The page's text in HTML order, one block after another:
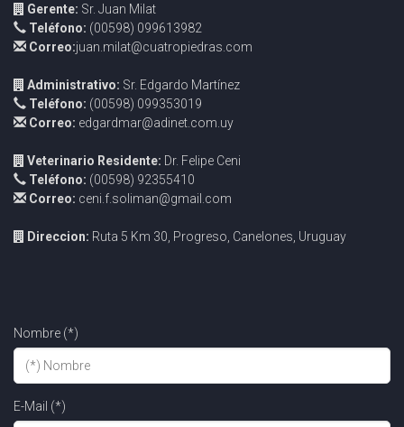
Gerente: Sr. Juan Milat
Teléfono: (00598) 099613982
Correo:juan.milat@cuatropiedras.com
Administrativo: Sr. Edgardo Martínez
Teléfono: (00598) 099353019
Correo: edgardmar@adinet.com.uy
Veterinario Residente: Dr. Felipe Ceni
Teléfono: (00598) 92355410
Correo: ceni.f.soliman@gmail.com
Direccion: Ruta 5 Km 30, Progreso, Canelones, Uruguay
Nombre (*)
E-Mail (*)